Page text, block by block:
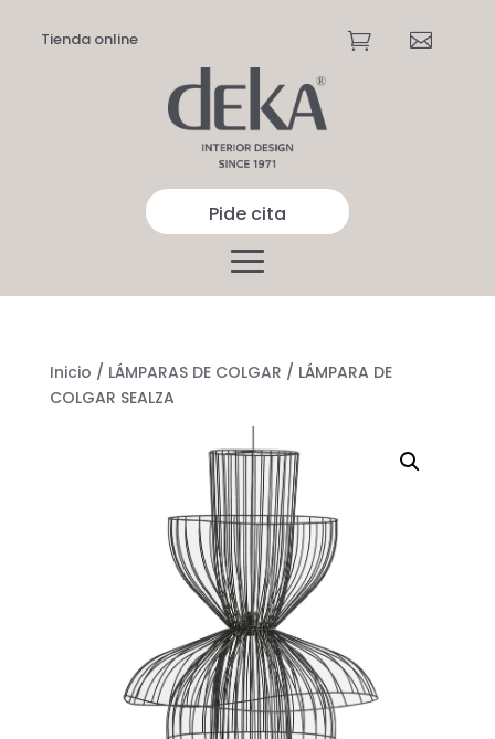
Tienda online  
Pide cita
Inicio / LÁMPARAS DE COLGAR / LÁMPARA DE
COLGAR SEALZA